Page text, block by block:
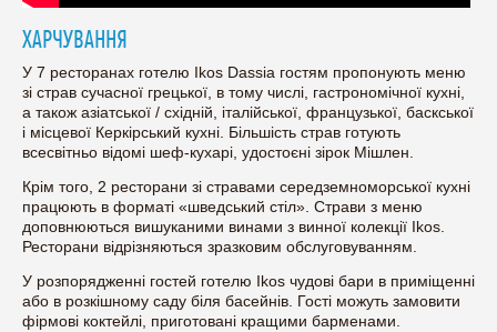
ХАРЧУВАННЯ
У 7 ресторанах готелю Ikos Dassia гостям пропонують меню
зі страв сучасної грецької, в тому числі, гастрономічної кухні,
а також азіатської / східній, італійської, французької, баскської
і місцевої Керкірський кухні. Більшість страв готують
всесвітньо відомі шеф-кухарі, удостоєні зірок Мішлен.
Крім того, 2 ресторани зі стравами середземноморської кухні
працюють в форматі «шведський стіл». Страви з меню
доповнюються вишуканими винами з винної колекції Ikos.
Ресторани відрізняються зразковим обслуговуванням.
У розпорядженні гостей готелю Ikos чудові бари в приміщенні
або в розкішному саду біля басейнів. Гості можуть замовити
фірмові коктейлі, приготовані кращими барменами.